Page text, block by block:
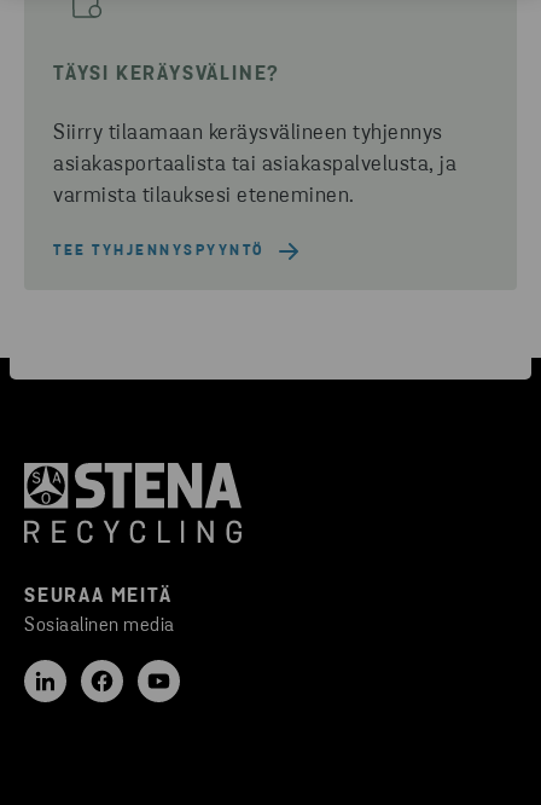
TÄYSI KERÄYSVÄLINE?
Siirry tilaamaan keräysvälineen tyhjennys
asiakasportaalista tai asiakaspalvelusta, ja
varmista tilauksesi eteneminen.
TEE TYHJENNYSPYYNTÖ
SEURAA MEITÄ
Sosiaalinen media